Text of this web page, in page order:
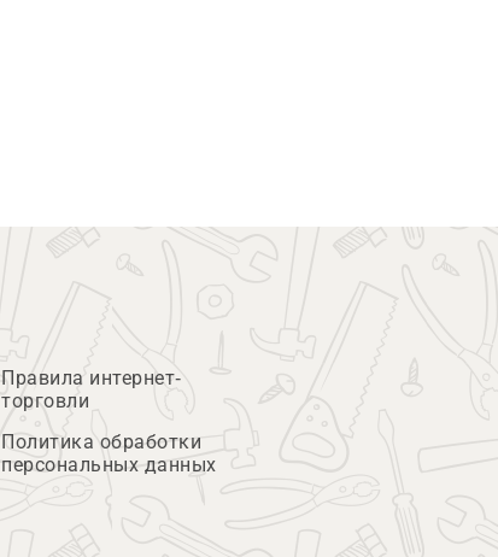
Правила интернет-
торговли
Политика обработки
персональных данных